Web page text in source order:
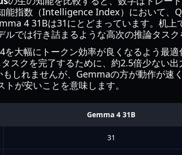
能指数（Intelligence Index）において、
4 31Bは31にとどまっています。机
では行き詰まるような高次の推論タスク
大幅にトークン効率が良くなるよう最適
スクを完了するために、約2.5倍少ない
しれませんが、Gemmaの方が動作が速
が安いことを意味します。
Gemma 4 31B
31